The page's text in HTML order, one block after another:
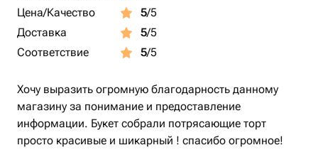
Цена/Качество
5/5
Доставка
5/5
Соответствие
5/5
Хочу выразить огромную благодарность данному
магазину за понимание и предоставление
информации. Букет собрали потрясающие торт
просто красивые и шикарный ! спасибо огромное!